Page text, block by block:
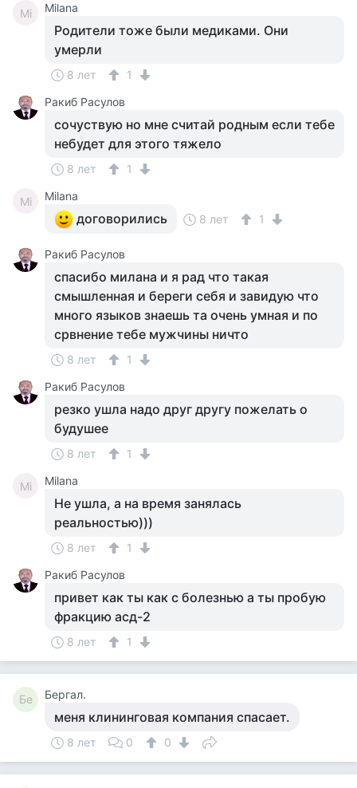
Mi Milana
Родители тоже были медиками. Они
умерли
8 лет
1
Ракиб Расулов
сочуствую но мне считай родным если тебе
небудет для этого тяжело
8 лет 1
Mi Milana
договорились 8 лет 1
Ракиб Расулов
спасибо милана и я рад что такая
смышленная и береги себя и завидую что
много языков знаешь та очень умная и по
срвнение тебе мужчины ничто
8 лет
1
Ракиб Расулов
резко ушла надо друг другу пожелать о
будушее
8 лет 1
Mi Milana
Не ушла, а на время занялась
реальностью)))
8 лет
1
Ракиб Расулов
привет как ты как с болезнью а ты пробую
фракцию асд-2
8 лет 1
Бе Бергал.
меня клининговая компания спасает.
8 лет 0 0